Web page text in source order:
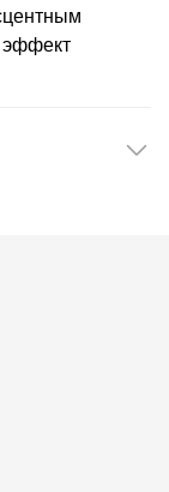
эффект